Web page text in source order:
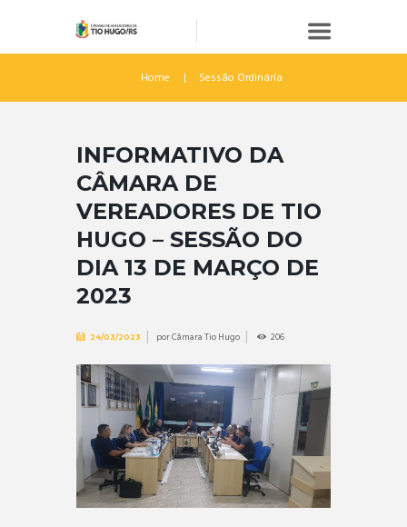
Home Sessão Ordinária
INFORMATIVO DA
CÂMARA DE
VEREADORES DE TIO
HUGO – SESSÃO DO
DIA 13 DE MARÇO DE
2023
24/03/2023 porCâmara Tio Hugo 206